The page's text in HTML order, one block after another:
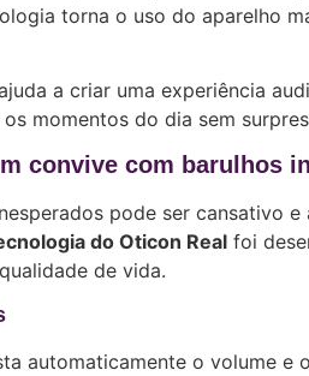
torna o uso do aparelho
a criar uma experiência
momentos do dia sem
convive com barulhos
pode ser cansativo
do Oticon Real foi
de vida.
automaticamente o volume e